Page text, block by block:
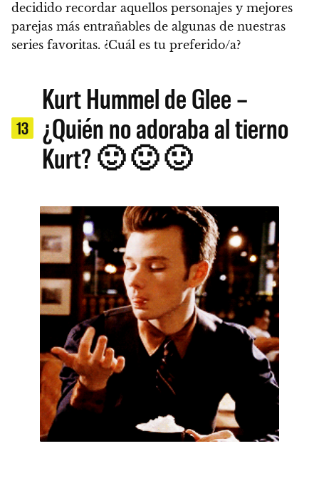
decidido recordar aquellos personajes y mejores
parejas más entrañables de algunas de nuestras
series favoritas. ¿Cuál es tu preferido/a?
13
Kurt Hummel de Glee –
¿Quién no adoraba al tierno
Kurt? 🙂 🙂 🙂